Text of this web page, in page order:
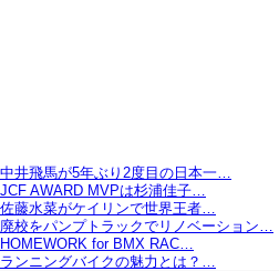
中井飛馬が5年ぶり2度目の日本一…
JCF AWARD MVPは杉浦佳子…
佐藤水菜がケイリンで世界王者…
廃校をパンプトラックでリノベーション…
HOMEWORK for BMX RAC…
ランニングバイクの魅力とは？…